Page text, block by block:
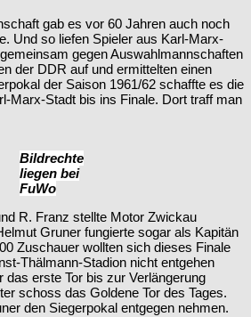
gab es vor 60 Jahren auch noch
Und so liefen Spieler aus Karl-Marx-
gegen Auswahlmannschaften
der DDR auf und ermittelten einen
der Saison 1961/62 schaffte es die
Marx-Stadt bis ins Finale. Dort traff man
Bildrechte
liegen bei
FuWo
R. Franz stellte Motor Zwickau
Gruner fungierte sogar als Kapitän
Zuschauer wollten sich dieses Finale
Thälmann-Stadion nicht entgehen
das erste Tor bis zur Verlängerung
schoss das Goldene Tor des Tages.
den Siegerpokal entgegen nehmen.